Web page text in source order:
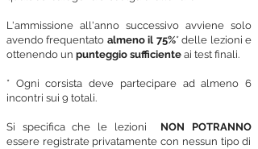
L'ammissione all'anno successivo avviene solo
avendo frequentato almeno il 75%* delle lezioni e
ottenendo un punteggio sufficiente ai test finali.
* Ogni corsista deve partecipare ad almeno 6
incontri sui 9 totali.
Si specifica che le lezioni NON POTRANNO
essere registrateprivatamente con nessun tipo di